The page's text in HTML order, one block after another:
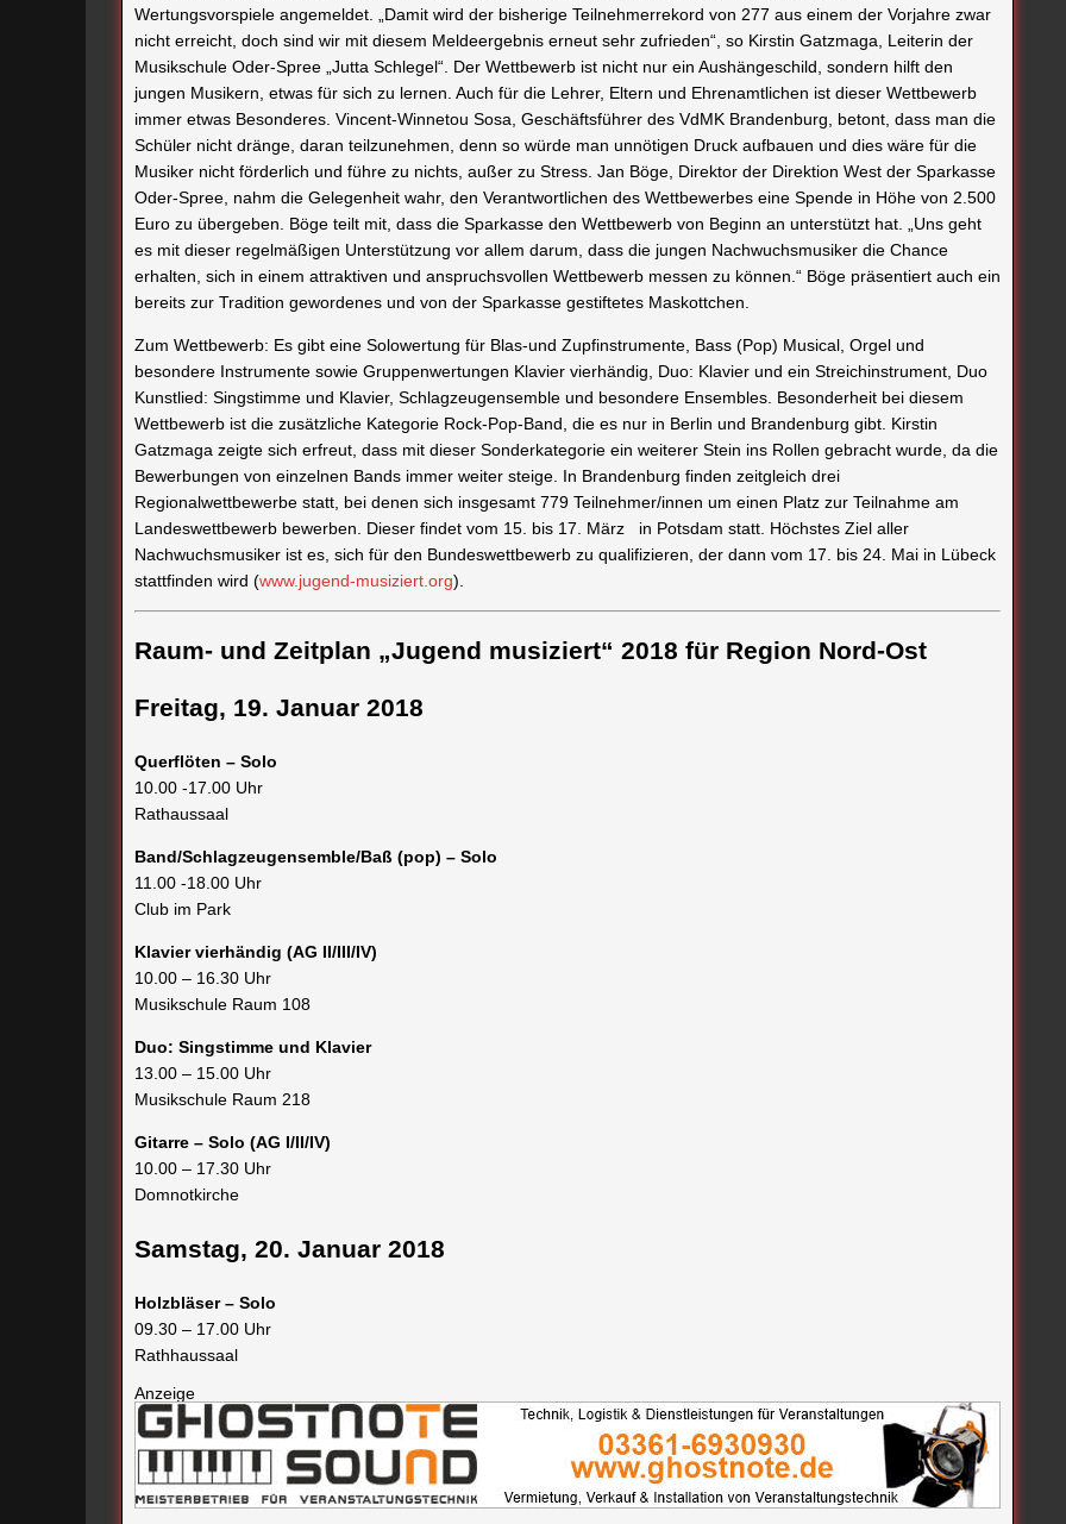
Wertungsvorspiele angemeldet. „Damit wird der bisherige Teilnehmerrekord von 277 aus einem der Vorjahre zwar
nicht erreicht, doch sind wir mit diesem Meldeergebnis erneut sehr zufrieden“, so Kirstin Gatzmaga, Leiterin der
Musikschule Oder-Spree „Jutta Schlegel“. Der Wettbewerb ist nicht nur ein Aushängeschild, sondern hilft den
jungen Musikern, etwas für sich zu lernen. Auch für die Lehrer, Eltern und Ehrenamtlichen ist dieser Wettbewerb
immer etwas Besonderes. Vincent-Winnetou Sosa, Geschäftsführer des VdMK Brandenburg, betont, dass man die
Schüler nicht dränge, daran teilzunehmen, denn so würde man unnötigen Druck aufbauen und dies wäre für die
Musiker nicht förderlich und führe zu nichts, außer zu Stress. Jan Böge, Direktor der Direktion West der Sparkasse
Oder-Spree, nahm die Gelegenheit wahr, den Verantwortlichen des Wettbewerbes eine Spende in Höhe von 2.500
Euro zu übergeben. Böge teilt mit, dass die Sparkasse den Wettbewerb von Beginn an unterstützt hat. „Uns geht
es mit dieser regelmäßigen Unterstützung vor allem darum, dass die jungen Nachwuchsmusiker die Chance
erhalten, sich in einem attraktiven und anspruchsvollen Wettbewerb messen zu können.“ Böge präsentiert auch ein
bereits zur Tradition gewordenes und von der Sparkasse gestiftetes Maskottchen.
Zum Wettbewerb: Es gibt eine Solowertung für Blas-und Zupfinstrumente, Bass (Pop) Musical, Orgel und
besondere Instrumente sowie Gruppenwertungen Klavier vierhändig, Duo: Klavier und ein Streichinstrument, Duo
Kunstlied: Singstimme und Klavier, Schlagzeugensemble und besondere Ensembles. Besonderheit bei diesem
Wettbewerb ist die zusätzliche Kategorie Rock-Pop-Band, die es nur in Berlin und Brandenburg gibt. Kirstin
Gatzmaga zeigte sich erfreut, dass mit dieser Sonderkategorie ein weiterer Stein ins Rollen gebracht wurde, da die
Bewerbungen von einzelnen Bands immer weiter steige. In Brandenburg finden zeitgleich drei
Regionalwettbewerbe statt, bei denen sich insgesamt 779 Teilnehmer/innen um einen Platz zur Teilnahme am
Landeswettbewerb bewerben. Dieser findet vom 15. bis 17. März in Potsdam statt. Höchstes Ziel aller
Nachwuchsmusiker ist es, sich für den Bundeswettbewerb zu qualifizieren, der dann vom 17. bis 24. Mai in Lübeck
stattfinden wird (www.jugend-musiziert.org).
Raum- und Zeitplan „Jugend musiziert“ 2018 für Region Nord-Ost
Freitag, 19. Januar 2018
Querflöten – Solo
10.00 -17.00 Uhr
Rathaussaal
Band/Schlagzeugensemble/Baß (pop) – Solo
11.00 -18.00 Uhr
Club im Park
Klavier vierhändig (AG II/III/IV)
10.00 – 16.30 Uhr
Musikschule Raum 108
Duo: Singstimme und Klavier
13.00 – 15.00 Uhr
Musikschule Raum 218
Gitarre – Solo (AG I/II/IV)
10.00 – 17.30 Uhr
Domnotkirche
Samstag, 20. Januar 2018
Holzbläser – Solo
09.30 – 17.00 Uhr
Rathhaussaal
Anzeige
Blechbläser – Solo
10.00 – 17.00 Uhr
Bürgerhaus „Fürstenwalder Hof“